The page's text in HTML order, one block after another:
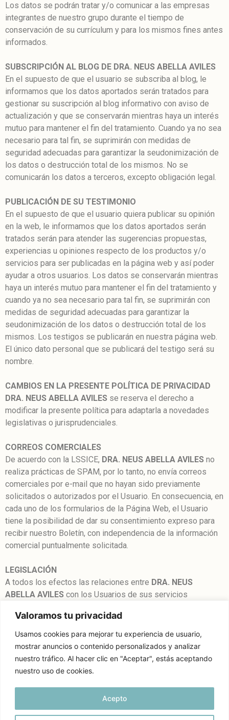
Valoramos tu privacidad
Usamos cookies para mejorar tu experiencia de usuario,
mostrar anuncios o contenido personalizados y analizar
nuestro tráfico. Al hacer clic en "Aceptar", estás aceptando
nuestro uso de cookies.
Acepto
Los datos se podrán tratar y/o comunicar a las empresas
integrantes de nuestro grupo durante el tiempo de
conservación de su currículum y para los mismos fines antes
informados.
SUBSCRIPCIÓN AL BLOG DE DRA. NEUS ABELLA AVILES
En el supuesto de que el usuario se subscriba al blog, le
informamos que los datos aportados serán tratados para
gestionar su suscripción al blog informativo con aviso de
actualización y que se conservarán mientras haya un interés
mutuo para mantener el fin del tratamiento. Cuando ya no sea
necesario para tal fin, se suprimirán con medidas de
seguridad adecuadas para garantizar la seudonimización de
los datos o destrucción total de los mismos. No se
comunicarán los datos a terceros, excepto obligación legal.
PUBLICACIÓN DE SU TESTIMONIO
En el supuesto de que el usuario quiera publicar su opinión
en la web, le informamos que los datos aportados serán
tratados serán para atender las sugerencias propuestas,
experiencias u opiniones respecto de los productos y/o
servicios para ser publicadas en la página web y así poder
ayudar a otros usuarios. Los datos se conservarán mientras
haya un interés mutuo para mantener el fin del tratamiento y
cuando ya no sea necesario para tal fin, se suprimirán con
medidas de seguridad adecuadas para garantizar la
seudonimización de los datos o destrucción total de los
mismos. Los testigos se publicarán en nuestra página web.
El único dato personal que se publicará del testigo será su
nombre.
CAMBIOS EN LA PRESENTE POLÍTICA DE PRIVACIDAD
DRA. NEUS ABELLA AVILES se reserva el derecho a
modificar la presente política para adaptarla a novedades
legislativas o jurisprudenciales.
CORREOS COMERCIALES
De acuerdo con la LSSICE, DRA. NEUS ABELLA AVILES no
realiza prácticas de SPAM, por lo tanto, no envía correos
comerciales por e-mail que no hayan sido previamente
solicitados o autorizados por el Usuario. En consecuencia, en
cada uno de los formularios de la Página Web, el Usuario
tiene la posibilidad de dar su consentimiento expreso para
recibir nuestro Boletín, con independencia de la información
comercial puntualmente solicitada.
LEGISLACIÓN
A todos los efectos las relaciones entre DRA. NEUS
ABELLA AVILES con los Usuarios de sus servicios
legislación y jurisdicción española a la que se someten
expresamente las partes, siendo competentes por la
resolución de todos los conflictos derivados o relacionados
con su uso los Juzgados y Tribunales de Barcelona